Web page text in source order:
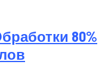
80%